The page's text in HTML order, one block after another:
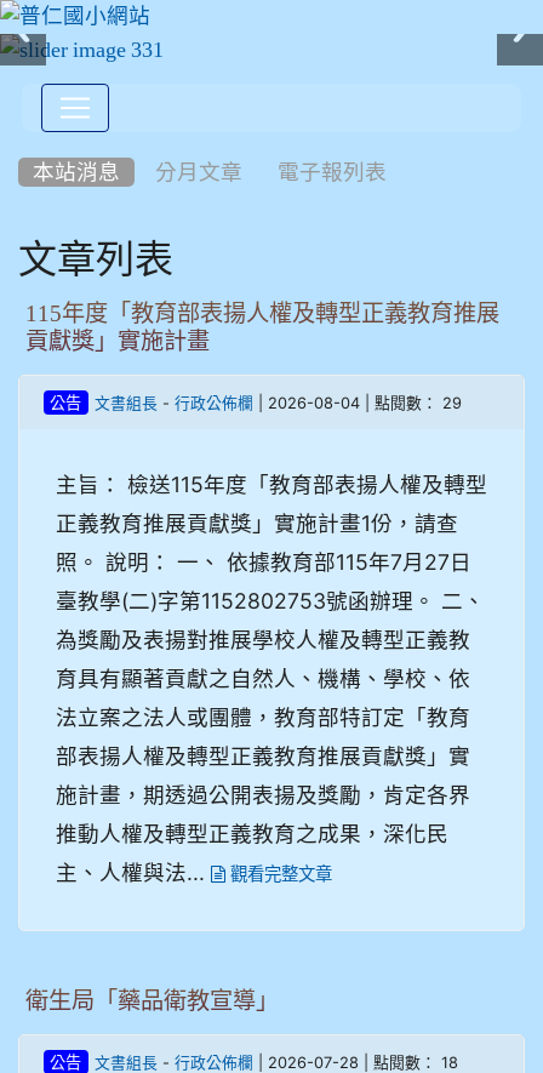
本站消息 分月文章 電子報列表
文章列表
115年度「教育部表揚人權及轉型正義教育推展
貢獻獎」實施計畫
公告 文書組長 - 行政公佈欄 | 2026-08-04 | 點閱數： 29
主旨： 檢送115年度「教育部表揚人權及轉型
正義教育推展貢獻獎」實施計畫1份，請查
照。 說明： 一、 依據教育部115年7月27日
臺教學(二)字第1152802753號函辦理。 二、
為獎勵及表揚對推展學校人權及轉型正義教
育具有顯著貢獻之自然人、機構、學校、依
法立案之法人或團體，教育部特訂定「教育
部表揚人權及轉型正義教育推展貢獻獎」實
施計畫，期透過公開表揚及獎勵，肯定各界
推動人權及轉型正義教育之成果，深化民
主、人權與法...
觀看完整文章
衛生局「藥品衛教宣導」
公告 文書組長 - 行政公佈欄 | 2026-07-28 | 點閱數： 18